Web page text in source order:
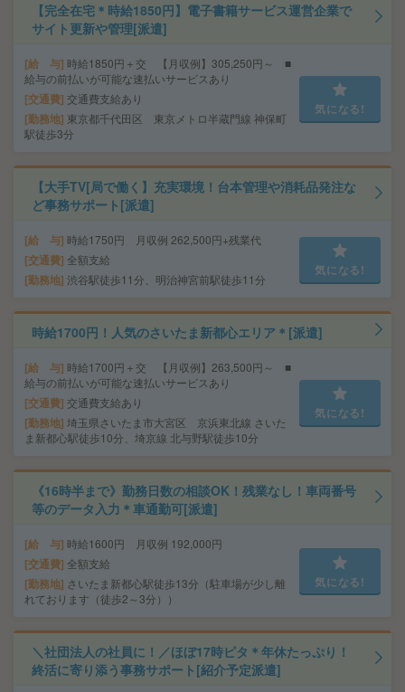
【完全在宅＊時給1850円】電子書籍サービス運営企業で
サイト更新や管理[派遣]
給 与 時給1850円＋交 【月収例】305,250円～ ■
給与の前払いが可能な速払いサービスあり
交通費 交通費支給あり
勤務地 東京都千代田区 東京メトロ半蔵門線 神保町
駅徒歩3分
気になる!
【大手TV[局で働く】充実環境！台本管理や消耗品発注な
ど事務サポート[派遣]
給 与 時給1750円 月収例 262,500円+残業代
交通費 全額支給
勤務地 渋谷駅徒歩11分、明治神宮前駅徒歩11分
気になる!
時給1700円！人気のさいたま新都心エリア＊[派遣]
給 与 時給1700円＋交 【月収例】263,500円～ ■
給与の前払いが可能な速払いサービスあり
交通費 交通費支給あり
勤務地 埼玉県さいたま市大宮区 京浜東北線 さいた
ま新都心駅徒歩10分、埼京線 北与野駅徒歩10分
気になる!
《16時半まで》勤務日数の相談OK！残業なし！車両番号
等のデータ入力＊車通勤可[派遣]
給 与 時給1600円 月収例 192,000円
交通費 全額支給
勤務地 さいたま新都心駅徒歩13分（駐車場が少し離
れております（徒歩2～3分））
気になる!
＼社団法人の社員に！／ほぼ17時ピタ＊年休たっぷり！
終活に寄り添う事務サポート[紹介予定派遣]